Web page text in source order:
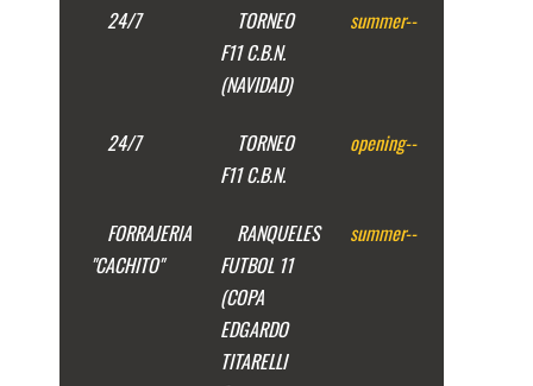
24/7
TORNEO
F11 C.B.N.
(NAVIDAD)
summer--
24/7
TORNEO
F11 C.B.N.
opening--
FORRAJERIA
"CACHITO"
RANQUELES
FUTBOL 11
(COPA
EDGARDO
TITARELLI
summer--